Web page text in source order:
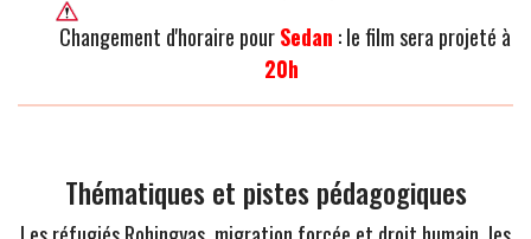
Changement d'horaire pourSedan : le film sera projeté à
20h
Thématiques et pistes pédagogiques